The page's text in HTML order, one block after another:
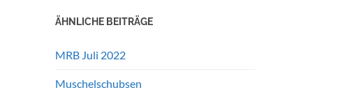
ÄHNLICHE BEITRÄGE
MRB Juli 2022
Muschelschubsen